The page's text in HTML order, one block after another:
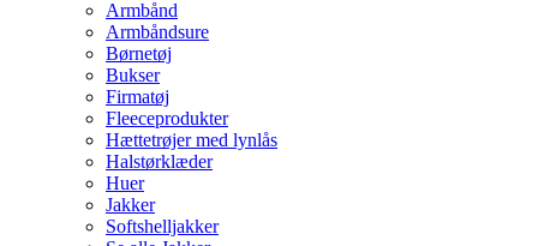
Armbånd
Armbåndsure
Børnetøj
Bukser
Firmatøj
Fleeceprodukter
Hættetrøjer med lynlås
Halstørklæder
Huer
Jakker
Softshelljakker